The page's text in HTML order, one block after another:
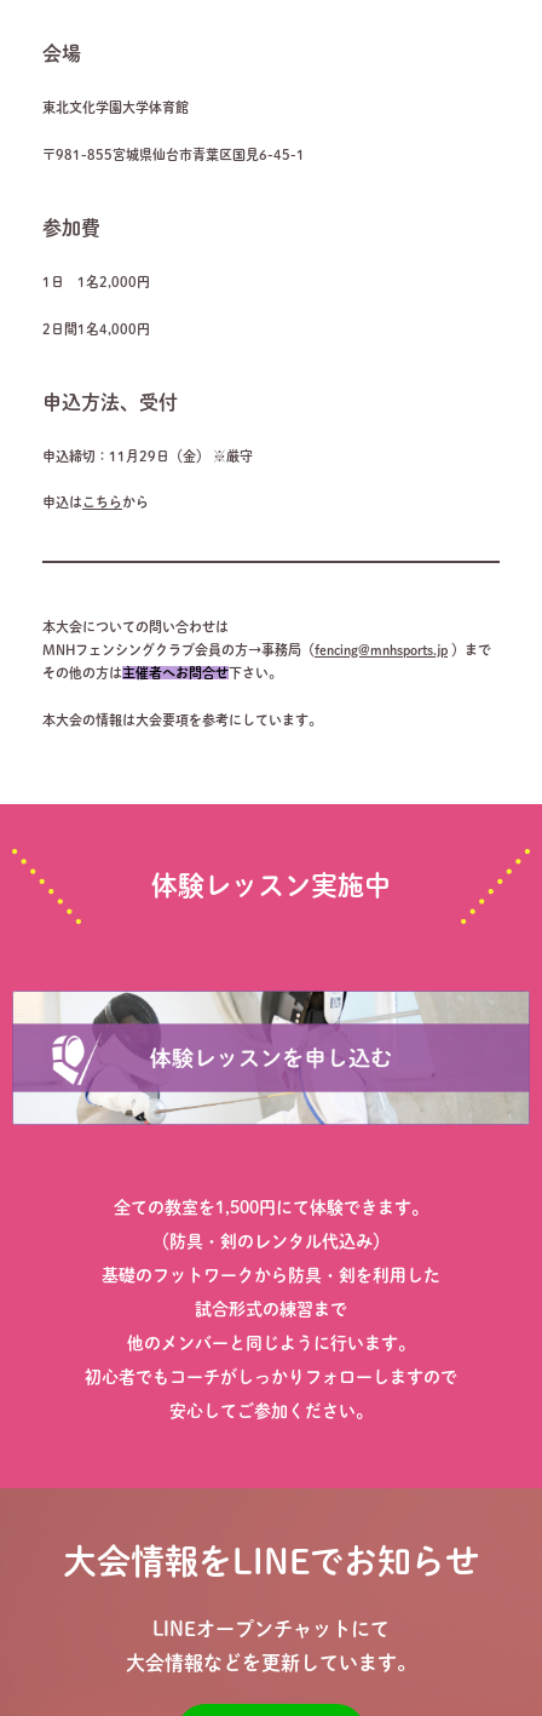
会場
東北文化学園大学体育館
〒981-855宮城県仙台市青葉区国見6-45-1
参加費
1日 1名2,000円
2日間1名4,000円
申込方法、受付
申込締切：11月29日（金） ※厳守
申込はこちらから
本大会についての問い合わせは
MNHフェンシングクラブ会員の方→事務局（fencing@mnhsports.jp ）まで
その他の方は主催者へお問合せ下さい。
本大会の情報は大会要項を参考にしています。
体験レッスン実施中
全ての教室を1,500円にて体験できます。
（防具・剣のレンタル代込み）
基礎のフットワークから防具・剣を利用した
試合形式の練習まで
他のメンバーと同じように行います。
初心者でもコーチがしっかりフォローしますので
安心してご参加ください。
大会情報をLINEでお知らせ
LINEオープンチャットにて
大会情報などを更新しています。